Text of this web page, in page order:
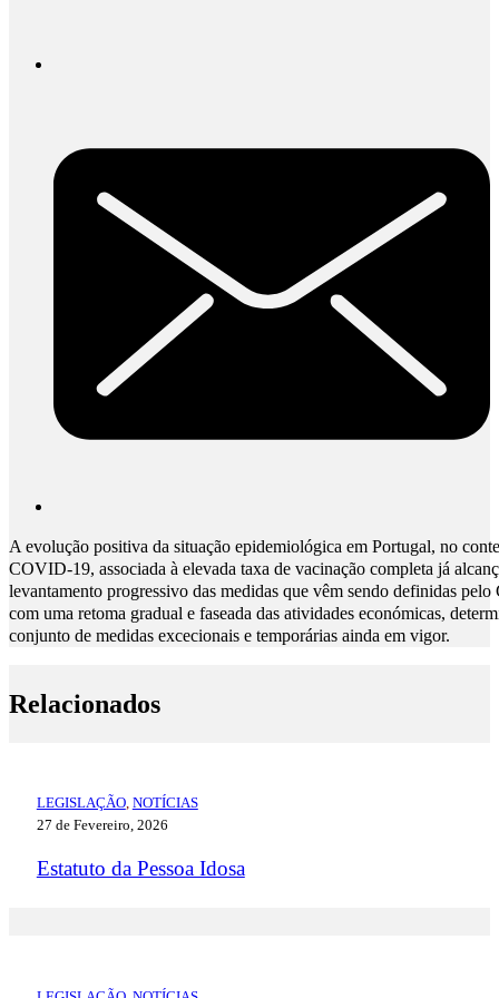
A evolução positiva da situação epidemiológica em Portugal, no
COVID-19, associada à elevada taxa de vacinação completa já
levantamento progressivo das medidas que vêm sendo definidas
com uma retoma gradual e faseada das atividades económicas,
conjunto de medidas excecionais e temporárias ainda em vigor.
Relacionados
LEGISLAÇÃO, NOTÍCIAS
27 de Fevereiro, 2026
Estatuto da Pessoa Idosa